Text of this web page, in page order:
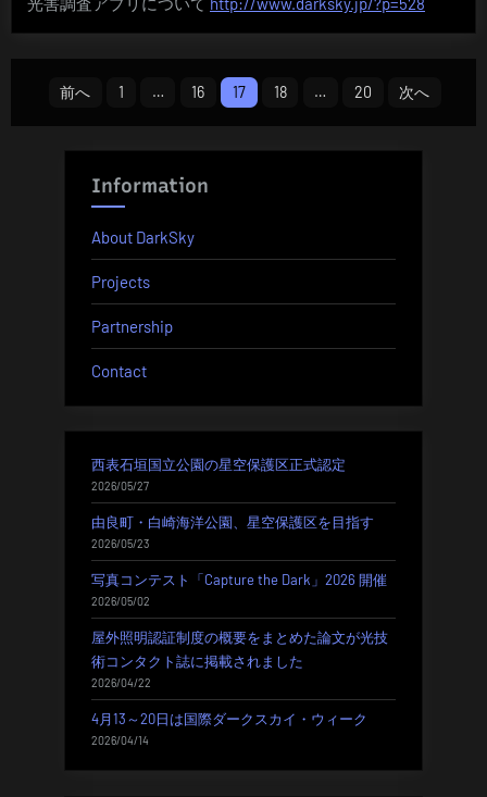
前へ 1 … 16 17 18 … 20 次へ
Information
About DarkSky
Projects
Partnership
Contact
西表石垣国立公園の星空保護区正式認定
2026/05/27
由良町・白崎海洋公園、星空保護区を目指す
2026/05/23
写真コンテスト「Capture the Dark」2026 開催
2026/05/02
屋外照明認証制度の概要をまとめた論文が光技
術コンタクト誌に掲載されました
2026/04/22
4月13～20日は国際ダークスカイ・ウィーク
2026/04/14